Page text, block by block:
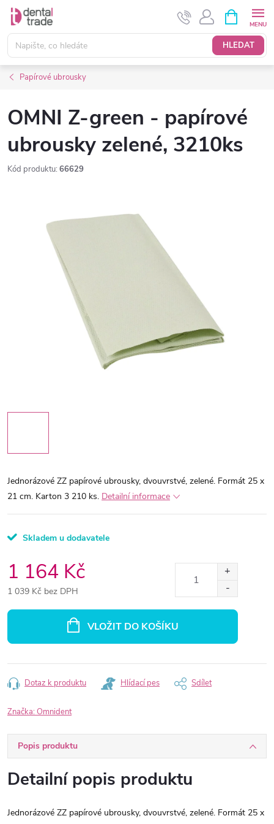
Přejít
obsah
HLEDAT
NÁKUPNÍ
KOŠÍK
Papírové ubrousky
OMNI Z-green - papírové
ubrousky zelené, 3210ks
Kód produktu: 66629
Jednorázové ZZ papírové ubrousky, dvouvrstvé, zelené. Formát 25 x
21 cm. Karton 3 210 ks. Detailní informace
Skladem u dodavatele
1 164 Kč
1 039 Kč bez DPH
VLOŽIT DO KOŠÍKU
Dotaz k produktu Hlídací pes Sdílet
Značka: Omnident
Popis produktu
Detailní popis produktu
Jednorázové ZZ papírové ubrousky, dvouvrstvé, zelené. Formát 25 x